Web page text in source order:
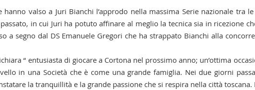
valso a Juri Bianchi l’approdo nella massima Serie nazionale tra
in cui Juri ha potuto affinare al meglio la tecnica sia in ricezione
a segno dal DS Emanuele Gregori che ha strappato Bianchi alla
“ entusiasta di giocare a Cortona nel prossimo anno; un’ottima
in una Società che è come una grande famiglia. Nei due giorni
la tranquillità e la grande passione che si respira nella città toscana.